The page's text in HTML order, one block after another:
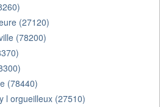
(27120)
(78200)
(78440)
l orgueilleux (27510)